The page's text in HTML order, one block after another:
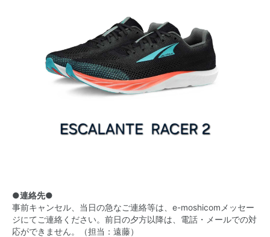
●連絡先●
事前キャンセル、当日の急なご連絡等は、e-moshicomメッセー
ジにてご連絡ください。前日の夕方以降は、電話・メールでの対
応ができません。（担当：遠藤）